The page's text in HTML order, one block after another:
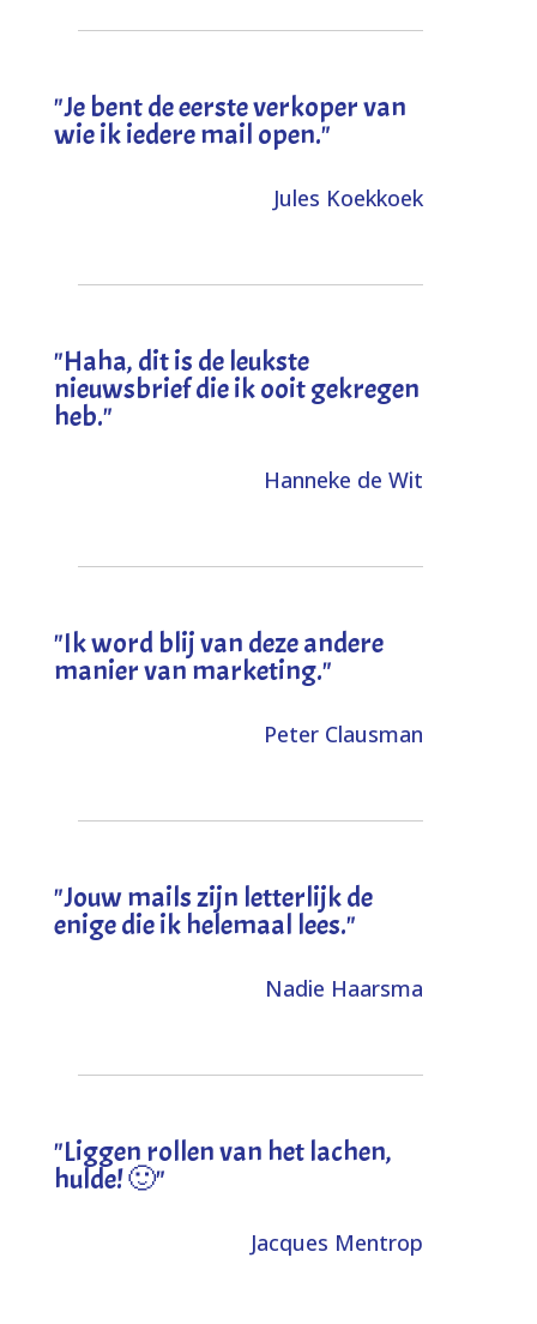
"Je bent de eerste verkoper van
wie ik iedere mail open."
Jules Koekkoek
"Haha, dit is de leukste
nieuwsbrief die ik ooit gekregen
heb."
Hanneke de Wit
"Ik word blij van deze andere
manier van marketing."
Peter Clausman
"Jouw mails zijn letterlijk de
enige die ik helemaal lees."
Nadie Haarsma
"Liggen rollen van het lachen,
hulde! 🙂"
Jacques Mentrop